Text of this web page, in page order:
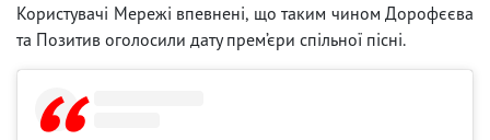
Користувачі Мережі впевнені, що таким чином Дорофєєва
та Позитив оголосили дату прем’єри спільної пісні.